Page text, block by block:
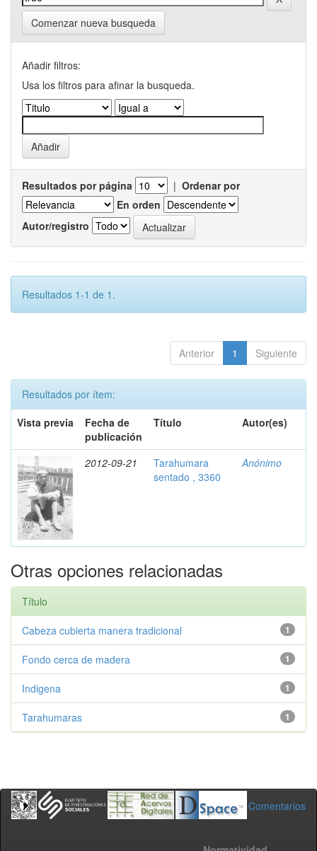
Comenzar nueva busqueda
Añadir filtros:
Usa los filtros para afinar la busqueda.
Resultados por página | Ordenar por
En orden
Autor/registro
Resultados 1-1 de 1.
Anterior 1 Siguiente
Resultados por ítem:
Vista previa
Fecha de
publicación
Título Autor(es)
2012-09-21
Tarahumara
sentado , 3360
Anónimo
Otras opciones relacionadas
Título
1
Cabeza cubierta manera tradicional
1
Fondo cerca de madera
1
Indigena
1
Tarahumaras
Comentarios